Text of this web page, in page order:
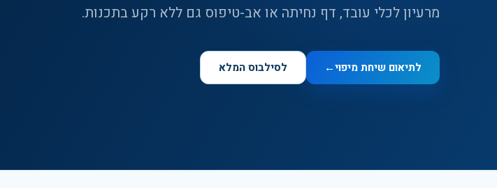
מרעיון לכלי עובד, דף נחיתה או אב-טיפוס גם ללא רקע בתכנות.
לתיאום שיחת מיפוי← לסילבוס המלא